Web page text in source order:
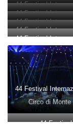
44 Festival
Circo di Monte
44 Festival
Circo di Monte
44 Festival
Circo di Monte
44 Festival
44 Festival
Circo di Monte
44 Festival
Circo di Monte
44